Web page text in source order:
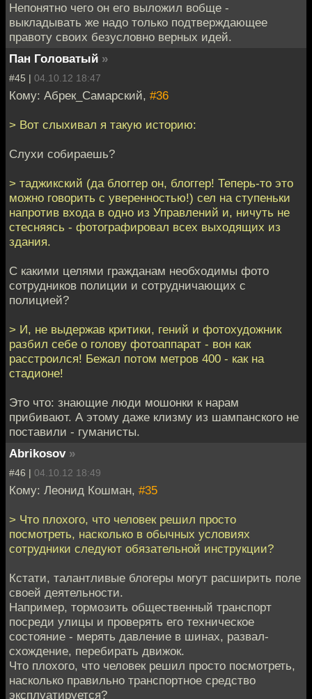
Непонятно чего он его выложил вобще -
выкладывать же надо только подтверждающее
правоту своих безусловно верных идей.
Пан Головатый »
#45 | 04.10.12 18:47
Кому: Абрек_Самарский, #36
> Вот слыхивал я такую историю:
Слухи собираешь?
> таджикский (да блоггер он, блоггер! Теперь-то это
можно говорить с уверенностью!) сел на ступеньки
напротив входа в одно из Управлений и, ничуть не
стесняясь - фотографировал всех выходящих из
здания.
С какими целями гражданам необходимы фото
сотрудников полиции и сотрудничающих с
полицией?
> И, не выдержав критики, гений и фотохудожник
разбил себе о голову фотоаппарат - вон как
расстроился! Бежал потом метров 400 - как на
стадионе!
Это что: знающие люди мошонки к нарам
прибивают. А этому даже клизму из шампанского не
поставили - гуманисты.
Abrikosov »
#46 | 04.10.12 18:49
Кому: Леонид Кошман, #35
> Что плохого, что человек решил просто
посмотреть, насколько в обычных условиях
сотрудники следуют обязательной инструкции?
Кстати, талантливые блогеры могут расширить поле
своей деятельности.
Например, тормозить общественный транспорт
посреди улицы и проверять его техническое
состояние - мерять давление в шинах, развал-
схождение, перебирать движок.
Что плохого, что человек решил просто посмотреть,
насколько правильно транспортное средство
эксплуатируется?